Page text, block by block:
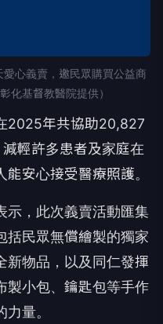
心義賣，邀民眾購買公益商
化基督教醫院提供）
2025年共協助20,827
輕許多患者及家庭在
安心接受醫療照護。
示，此次義賣活動匯集
括民眾無償繪製的獨家
新物品，以及同仁發揮
製小包、鑰匙包等手作
量。